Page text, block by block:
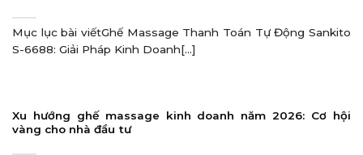
Mục lục bài viếtGhế Massage Thanh Toán Tự Động Sankito
S-6688: Giải Pháp Kinh Doanh[...]
Xu hướng ghế massage kinh doanh năm 2026: Cơ hội
vàng cho nhà đầu tư